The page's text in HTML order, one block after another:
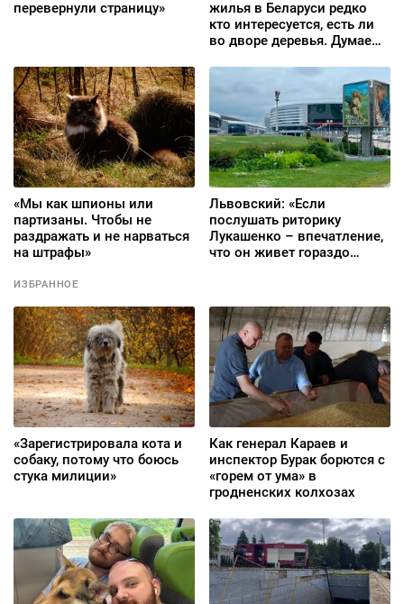
перевернули страницу»
жилья в Беларуси редко
кто интересуется, есть ли
во дворе деревья. Думаем,
эту квартиру»
«Мы как шпионы или
партизаны. Чтобы не
раздражать и не нарваться
на штрафы»
Львовский: «Если
послушать риторику
Лукашенко – впечатление,
что он живет гораздо
ИЗБРАННОЕ
«Зарегистрировала кота и
собаку, потому что боюсь
стука милиции»
Как генерал Караев и
инспектор Бурак борются с
«горем от ума» в
гродненских колхозах